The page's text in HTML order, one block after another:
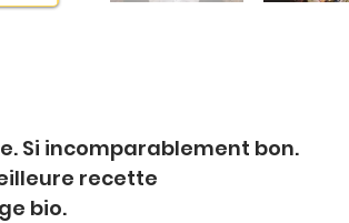
Si incomparablement bon.
recette
bio.